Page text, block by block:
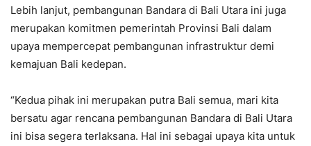
Lebih lanjut, pembangunan Bandara di Bali Utara ini juga
merupakan komitmen pemerintah Provinsi Bali dalam
upaya mempercepat pembangunan infrastruktur demi
kemajuan Bali kedepan.
“Kedua pihak ini merupakan putra Bali semua, mari kita
bersatu agar rencana pembangunan Bandara di Bali Utara
ini bisa segera terlaksana. Hal ini sebagai upaya kita untuk